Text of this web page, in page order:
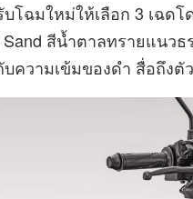
โฉมใหม่ให้เลือก 3 เฉ
Sand สีน้ำตาลทรายแนว
ความเข้มของดำ สื่อถึง